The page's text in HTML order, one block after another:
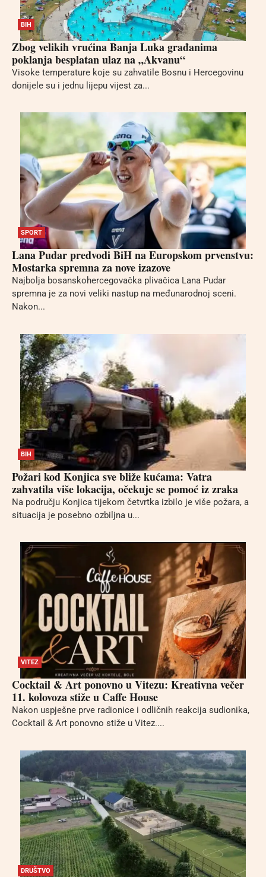
BIH
Zbog velikih vrućina Banja Luka građanima
poklanja besplatan ulaz na „Akvanu“
Visoke temperature koje su zahvatile Bosnu i Hercegovinu
donijele su i jednu lijepu vijest za...
SPORT
Lana Pudar predvodi BiH na Europskom prvenstvu:
Mostarka spremna za nove izazove
Najbolja bosanskohercegovačka plivačica Lana Pudar
spremna je za novi veliki nastup na međunarodnoj sceni.
Nakon...
BIH
Požari kod Konjica sve bliže kućama: Vatra
zahvatila više lokacija, očekuje se pomoć iz zraka
Na području Konjica tijekom četvrtka izbilo je više požara, a
situacija je posebno ozbiljna u...
VITEZ
Cocktail & Art ponovno u Vitezu: Kreativna večer
11. kolovoza stiže u Caffe House
Nakon uspješne prve radionice i odličnih reakcija sudionika,
Cocktail & Art ponovno stiže u Vitez....
DRUŠTVO